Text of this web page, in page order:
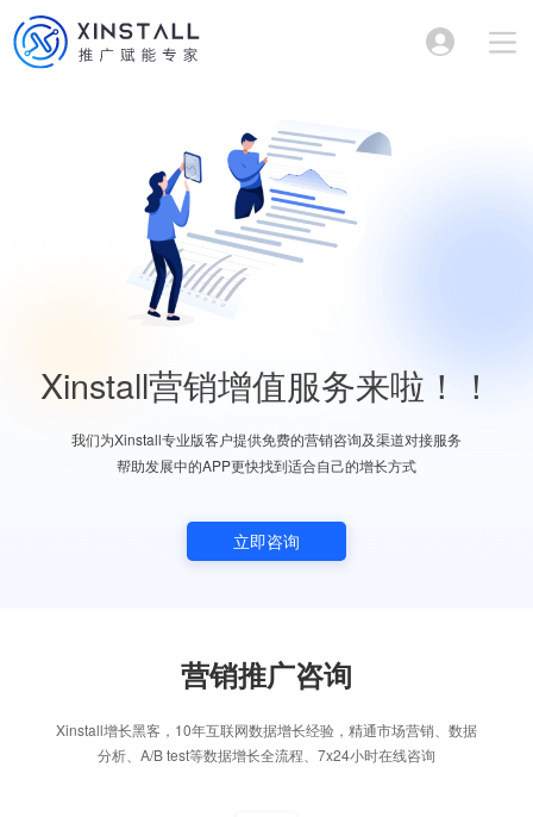
Xinstall营销增值服务来啦！！
我们为Xinstall专业版客户提供免费的营销咨询及渠道对接服务
帮助发展中的APP更快找到适合自己的增长方式
立即咨询
营销推广咨询
Xinstall增长黑客，10年互联网数据增长经验，精通市场营销、数据
分析、A/B test等数据增长全流程、7x24小时在线咨询